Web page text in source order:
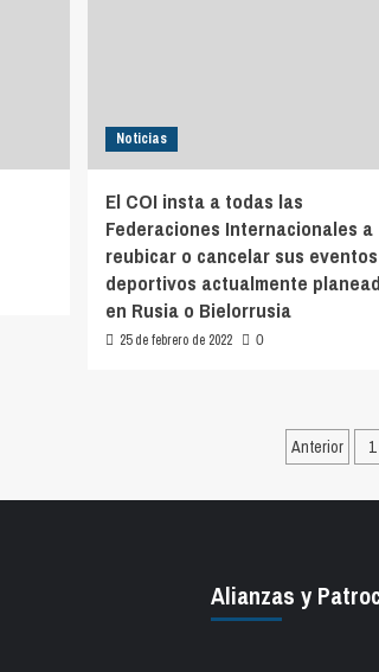
Noticias
El COI insta a todas las
Federaciones Internacionales a
reubicar o cancelar sus eventos
deportivos actualmente
en Rusia o Bielorrusia
25 de febrero de 2022 0
Anterior 1
Alianzas y